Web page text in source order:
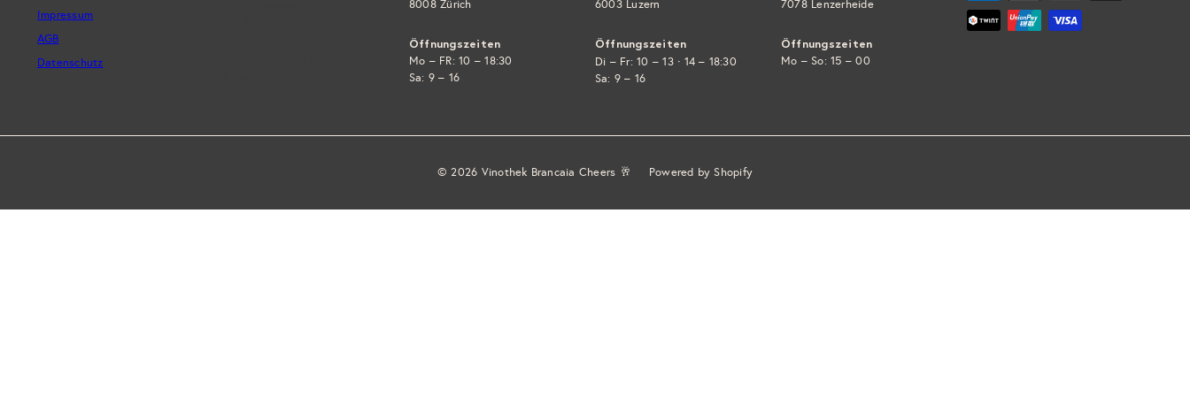
Impressum
AGB
Datenschutz
8008 Zürich
Öffnungszeiten
Mo – FR: 10 – 18:30
Sa: 9 – 16
6003 Luzern
Öffnungszeiten
Di – Fr: 10 – 13 · 14 – 18:30
Sa: 9 – 16
7078 Lenzerheide
Öffnungszeiten
Mo – So: 15 – 00
© 2026 Vinothek Brancaia Cheers 🥂 Powered by Shopify